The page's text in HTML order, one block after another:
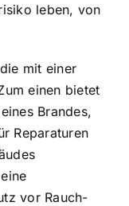
leben, von
mit einer
einen bietet
Brandes,
Reparaturen
vor Rauch-